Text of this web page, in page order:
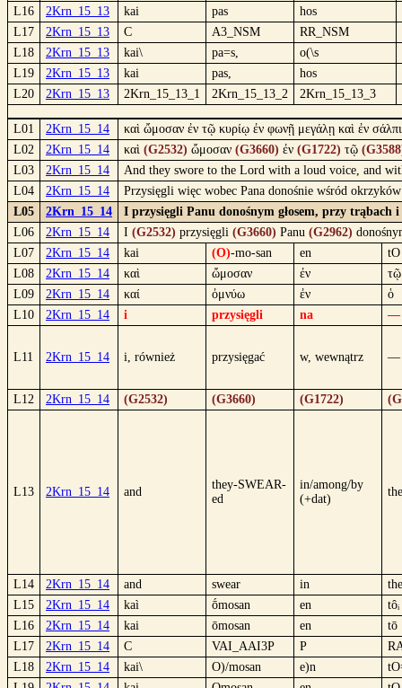
L16
2Krn_15_13 kai pas
hos
L17
2Krn_15_13 C A3_NSM
RR_NSM
L18
2Krn_15_13 kai\ pa=s,
o(\s
L19
2Krn_15_13 kai pas,
hos
L20
2Krn_15_13 2Krn_15_13_1 2Krn_15_13_2 2Krn_15_13_3
L01 2Krn_15_14
καὶ ὤμοσαν ἐν τῷ κυρίῳ ἐν φωνῇ μεγάλῃ καὶ ἐν
L02
2Krn_15_14 καὶ (G2532) ὤμοσαν (G3660) ἐν (G1722) τῷ
L03
2Krn_15_14
And they swore to the Lord with a loud voice, and
L04
2Krn_15_14
Przysięgli więc wobec Pana donośnie wśród
L05
2Krn_15_14
I przysięgli Panu donośnym głosem, przy trąbach
L06
2Krn_15_14 I (G2532) przysięgli (G3660) Panu (G2962)
L07
2Krn_15_14 kai (O)-mo-san en
tO
L08
2Krn_15_14 καὶ ὤμοσαν ἐν
τῷ
L09
2Krn_15_14 καί ὀμνύω ἐν
ὁ
L10
2Krn_15_14 i przysięgli na —
L11 2Krn_15_14 i, również przysięgać w, wewnątrz —
L12 2Krn_15_14 (G2532) (G3660) (G1722)
L13 2Krn_15_14 and
they-SWEAR-
ed
in/among/by
(+dat)
L14 2Krn_15_14 and swear in
the
L15
2Krn_15_14 kaì ṓmosan en
tôᵢ
L16
2Krn_15_14 kai ōmosan en
tō
L17
2Krn_15_14 C VAI_AAI3P P
L18
2Krn_15_14 kai\ O)/mosan e)n